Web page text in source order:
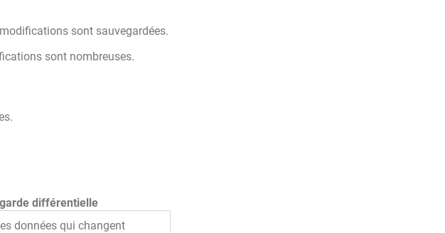
sont sauvegardées.
sont nombreuses.
différentielle
données qui changent